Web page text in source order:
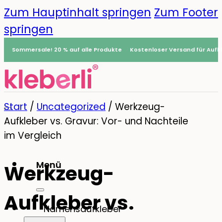
Zum Hauptinhalt springen Zum Footer
springen
Sommersale! 20 % auf alle Produkte Kostenloser Versand für
Menü
Namensaufkleber
Start / Uncategorized / Werkzeug-
Aufkleber vs. Gravur: Vor- und Nachteile
im Vergleich
Werkzeug-
Aufkleber vs.